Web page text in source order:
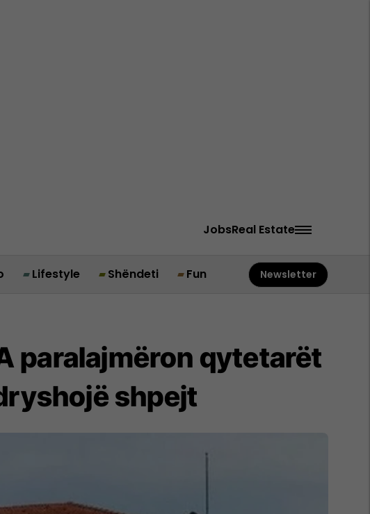
JobsReal Estate
Lifestyle Shëndeti Fun Newsletter
paralajmëron qytetarët
shpejt